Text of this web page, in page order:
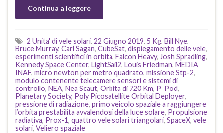
Continua a leggere
2 Unita' di vele solari, 22 Giugno 2019, 5 Kg, Bill Nye,
Bruce Murray, Carl Sagan, CubeSat, dispiegamento delle vele,
esperimenti scientifici in orbita, Falcon Heavy, Josh Spradling,
Kennedy Space Center, LightSail2, Louis Friedman, MEDIA
INAF, micro newton per metro quadrato, missione Stp-2,
modulo contenente telecamere sensori e sistemi di
controllo, NEA, Nea Scaut, Orbita di 720 Km, P-Pod,
Planetary Society, Poly Picosatellite Orbital Deployer,
pressione di radiazione, primo veicolo spaziale a raggiungere
l’orbita prestabilita avvalendosi della luce solare, Propulsione
radiativa, Prox-1, quattro vele solari triangolari, SpaceX, vele
solari, Veliero spaziale